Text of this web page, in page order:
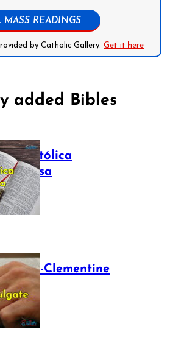
MASS READINGS
by Catholic Gallery.Get it here
added Bibles
Católica
16, 2025
Sixto-Clementine
12, 2025